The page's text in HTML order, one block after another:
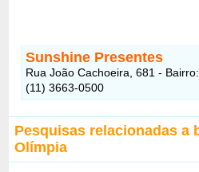
Sunshine Presentes
Rua João Cachoeira, 681 -
(11) 3663-0500
Pesquisas relacionadas a
Olímpia